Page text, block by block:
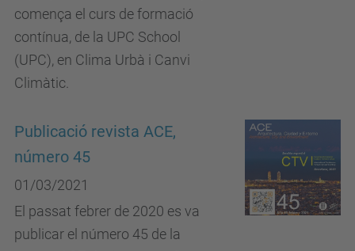
comença el curs de formació
contínua, de la UPC School
(UPC), en Clima Urbà i Canvi
Climàtic.
Publicació revista ACE,
número 45
01/03/2021
El passat febrer de 2020 es va
publicar el número 45 de la